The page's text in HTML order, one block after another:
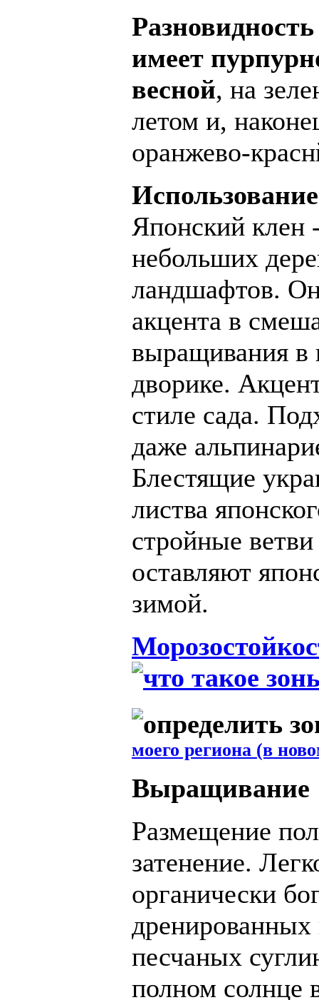
имеет
весной, на
летом и,
оранжево-
Использование
Японский клен
небольших
ландшафтов. Он
акцента в
выращивания в
дворике.
стиле сада.
даже
Блестящие
листва
стройные
оставляют
зимой.
моего региона (в
Выращивание
Размещение
затенение.
органически
дренированных
песчаных
полном солнце